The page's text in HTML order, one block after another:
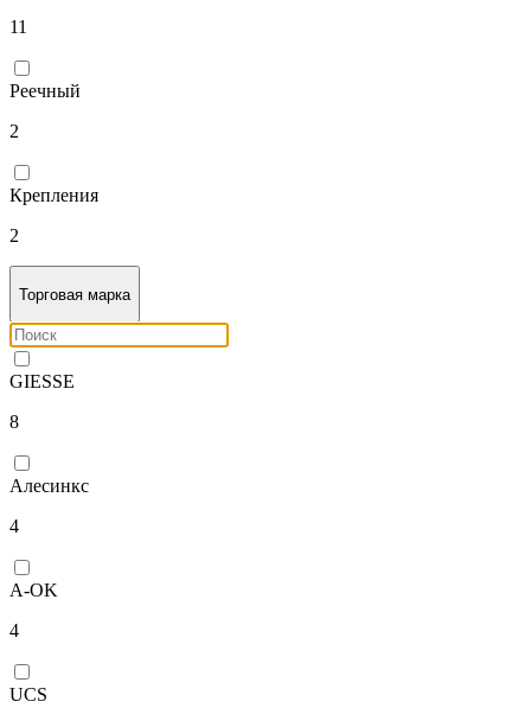
11
Реечный
2
Крепления
2
Торговая марка
GIESSE
8
Алесинкс
4
A-OK
4
UCS